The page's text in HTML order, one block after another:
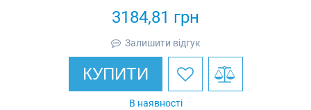
3184,81 грн
Залишити відгук
КУПИТИ
В наявності